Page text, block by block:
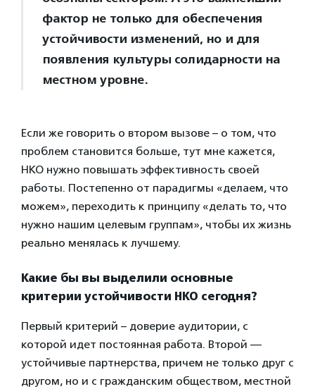
фактор не только для обеспечения
устойчивости изменений, но и для
появления культуры солидарности на
местном уровне.
Если же говорить о втором вызове – о том, что
проблем становится больше, тут мне кажется,
НКО нужно повышать эффективность своей
работы. Постепенно от парадигмы «делаем, что
можем», переходить к принципу «делать то, что
нужно нашим целевым группам», чтобы их жизнь
реально менялась к лучшему.
Какие бы вы выделили основные
критерии устойчивости НКО сегодня?
Первый критерий – доверие аудитории, с
которой идет постоянная работа. Второй —
устойчивые партнерства, причем не только друг с
другом, но и с гражданским обществом, местной